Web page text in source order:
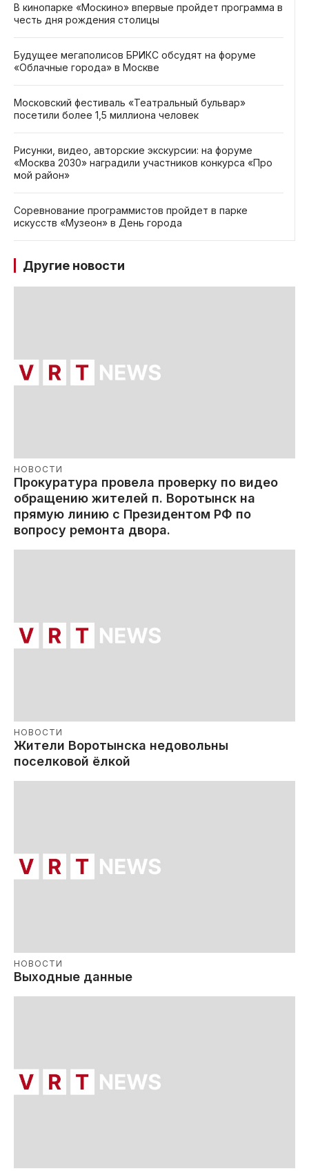
В кинопарке «Москино» впервые пройдет программа в
честь дня рождения столицы
Будущее мегаполисов БРИКС обсудят на форуме
«Облачные города» в Москве
Московский фестиваль «Театральный бульвар»
посетили более 1,5 миллиона человек
Рисунки, видео, авторские экскурсии: на форуме
«Москва 2030» наградили участников конкурса «Про
мой район»
Соревнование программистов пройдет в парке
искусств «Музеон» в День города
Другие новости
НОВОСТИ
Прокуратура провела проверку по видео
обращению жителей п. Воротынск на
прямую линию с Президентом РФ по
вопросу ремонта двора.
НОВОСТИ
Жители Воротынска недовольны
поселковой ёлкой
НОВОСТИ
Выходные данные